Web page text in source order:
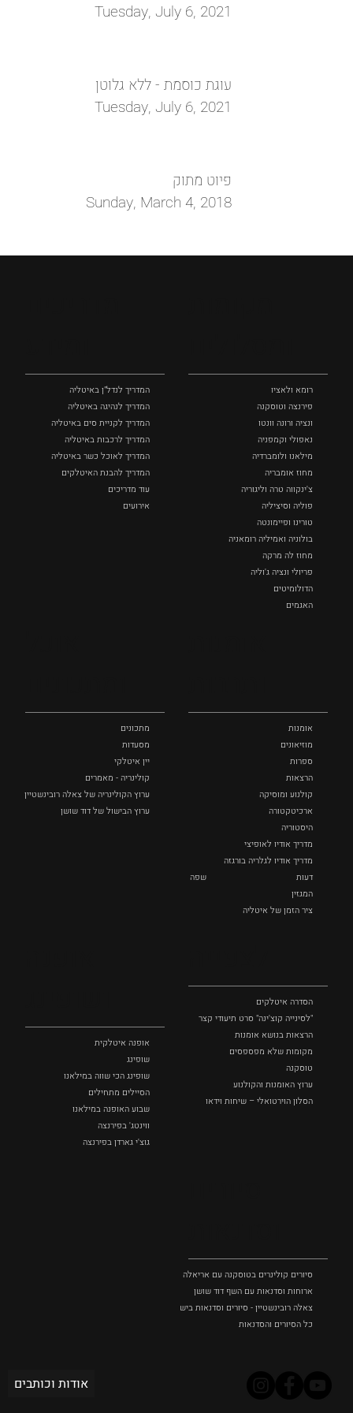
Tuesday, July 6, 2021
עוגת כוסמת - ללא גלוטן
Tuesday, July 6, 2021
פיוט מתוק
Sunday, March 4, 2018
רומא ולאציו
פירנצה וטוסקנה ‏
ונציה ורונה וונטו
נאפולי‏ וקמפניה
מילאנו ולומברדיה
מחוז אומבריה
צ'ינקווה טרה וליגוריה
פוליה וסיציליה ‏
טורינו ופיימונטה
בולוניה ואמיליה רומאניה
מחוז לה מרקה
פריולי ונציה ג'וליה
הדולומיטים
האגמים
המדריך לנדל"ן באיטליה
המדריך לנהיגה באיטליה
המדריך לקניית סים באיטליה
המדריך לרכבות באיטליה
המדריך לאוכל כשר באיטליה
המדריך להבנת האיטלקים
עוד מדריכים
אירועים
אומנות
מוזיאונים
ספרות
הרצאות
קולנוע ומוסיקה
ארכיטקטורה
היסטוריה
מדריך אודיו לאופיצי
מדריך אודיו לגלריה בורגזה
דעות
שפה
המגזין
ציר הזמן של איטליה
מתכונים
מסעדות
יין איטלקי
קולינריה - מאמרים
ערוץ הקולינריה של צאלה רובינשטיין
ערוץ הבישול של דוד שושן
הסדרה איטלקים
"לסינייה קוצ'ינה" סרט תיעודי קצר
הרצאות בנושא אומנות
מקומות שלא מפספסים
טוסקנה
ערוץ האומנות והקולנוע
הסלון הוירטואלי – שיחות וידאו
אופנה איטלקית
שופינג
שופינג הכי שווה במילאנו
הסיילים מתחילים
שבוע האופנה במילאנו
ווינטג' בפירנצה
גוצ'י גארדן בפירנצה
סיורים קולינרים בטוסקנה עם אריאלה בנקיר
ארוחות וסדנאות עם השף דוד שושן
צאלה רובינשטיין - סיורים וסדנאות בישול בטוסקנה
כל הסיורים והסדנאות
אודות וכותבים